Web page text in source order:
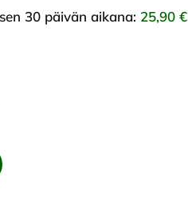
30 päivän aikana: 25,90 €